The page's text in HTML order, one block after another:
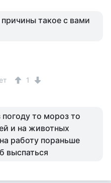
такое с вами
1
погоду то мороз то
и на животных
работу пораньше
выспаться